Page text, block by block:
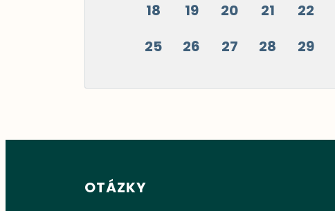
18
19 20 21 22
25
26 27 28 29
OTÁZKY